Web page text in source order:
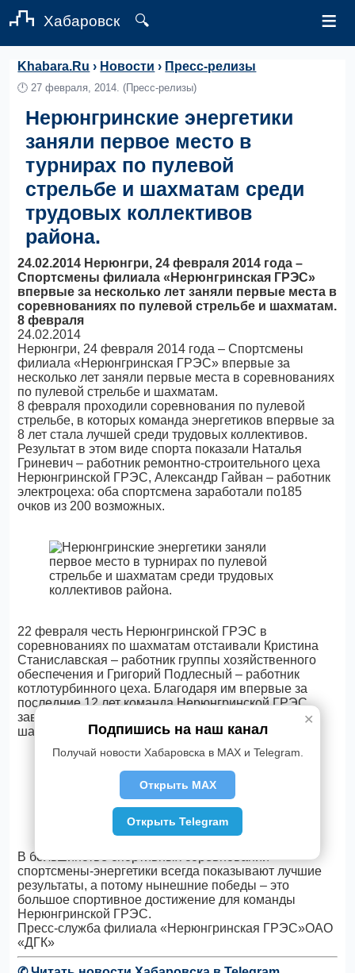
Хабаровск 🔍 ≡
Khabara.Ru › Новости › Пресс-релизы
🕛27 февраля, 2014. (Пресс-релизы)
Нерюнгринские энергетики
заняли первое место в
турнирах по пулевой
стрельбе и шахматам среди
трудовых коллективов
района.
24.02.2014 Нерюнгри, 24 февраля 2014 года –
Спортсмены филиала «Нерюнгринская ГРЭС»
впервые за несколько лет заняли первые места в
соревнованиях по пулевой стрельбе и шахматам.
8 февраля
24.02.2014
Нерюнгри, 24 февраля 2014 года – Спортсмены
филиала «Нерюнгринская ГРЭС» впервые за
несколько лет заняли первые места в соревнованиях
по пулевой стрельбе и шахматам.
8 февраля проходили соревнования по пулевой
стрельбе, в которых команда энергетиков впервые за
8 лет стала лучшей среди трудовых коллективов.
Результат в этом виде спорта показали Наталья
Гриневич – работник ремонтно-строительного цеха
Нерюнгринской ГРЭС, Александр Гайван – работник
электроцеха: оба спортсмена заработали по185
очков из 200 возможных.
22 февраля честь Нерюнгринской ГРЭС в
соревнованиях по шахматам отстаивали Кристина
Станиславская – работник группы хозяйственного
обеспечения и Григорий Подлесный – работник
котлотурбинного цеха. Благодаря им впервые за
последние 12 лет команда Нерюнгринской ГРЭС
завоевала первое место в соревнованиях по
шахматам.
В большинстве спортивных соревнований
спортсмены-энергетики всегда показывают лучшие
результаты, а потому нынешние победы – это
большое спортивное достижение для команды
Нерюнгринской ГРЭС.
Пресс-служба филиала «Нерюнгринская ГРЭС»ОАО
«ДГК»
✕
Подпишись на наш канал
Получай новости Хабаровска в MAX и Telegram.
Открыть MAX
Открыть Telegram